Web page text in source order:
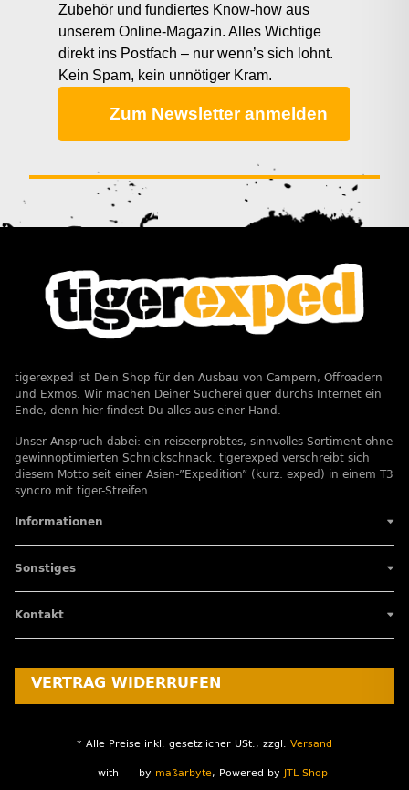
Zubehör und fundiertes Know-how aus
unserem Online-Magazin. Alles Wichtige
direkt ins Postfach – nur wenn’s sich lohnt.
Kein Spam, kein unnötiger Kram.
Zum Newsletter anmelden
tigerexped ist Dein Shop für den Ausbau von Campern, Offroadern
und Exmos. Wir machen Deiner Sucherei quer durchs Internet ein
Ende, denn hier findest Du alles aus einer Hand.
Unser Anspruch dabei: ein reiseerprobtes, sinnvolles Sortiment ohne
gewinnoptimierten Schnickschnack. tigerexped verschreibt sich
diesem Motto seit einer Asien-”Expedition” (kurz: exped) in einem T3
syncro mit tiger-Streifen.
Informationen
Sonstiges
Kontakt
VERTRAG WIDERRUFEN
* Alle Preise inkl. gesetzlicher USt., zzgl. Versand
with by maßarbyte, Powered by JTL-Shop